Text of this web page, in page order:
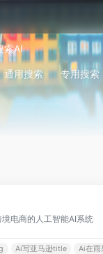
索AI
通用搜索 专用搜索
电商的人工智能AI系统
Ai写亚马逊title Ai在雨